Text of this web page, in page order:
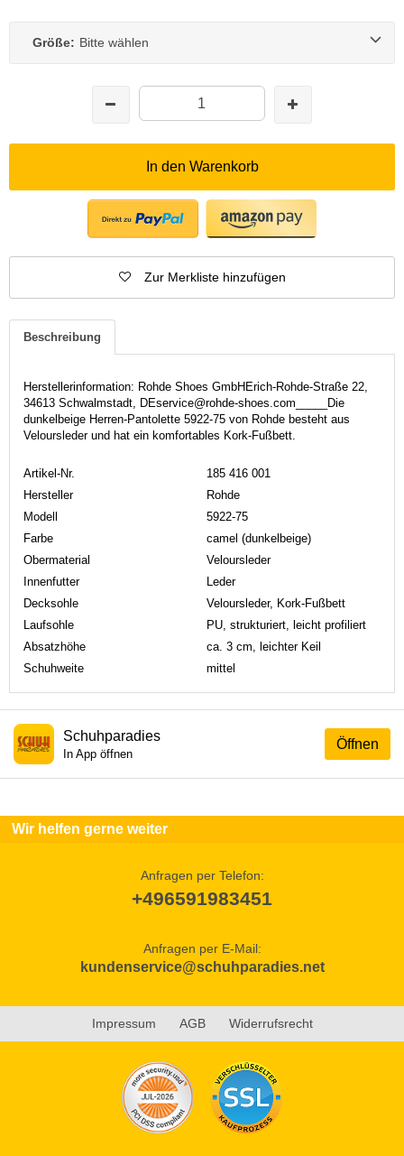
Größe: Bitte wählen
In den Warenkorb
Zur Merkliste hinzufügen
Beschreibung
Herstellerinformation: Rohde Shoes GmbHErich-Rohde-Straße 22,
34613 Schwalmstadt, DEservice@rohde-shoes.com_____Die
dunkelbeige Herren-Pantolette 5922-75 von Rohde besteht aus
Veloursleder und hat ein komfortables Kork-Fußbett.
Artikel-Nr.
185 416 001
Hersteller
Rohde
Modell
5922-75
Farbe
camel (dunkelbeige)
Obermaterial
Veloursleder
Innenfutter
Leder
Decksohle
Veloursleder, Kork-Fußbett
Laufsohle
PU, strukturiert, leicht profiliert
Absatzhöhe
ca. 3 cm, leichter Keil
Schuhweite
mittel
Öffnen
Schuhparadies
In App öffnen
Wir helfen gerne weiter
Anfragen per Telefon:
+496591983451
Anfragen per E-Mail:
kundenservice@schuhparadies.net
Impressum AGB Widerrufsrecht